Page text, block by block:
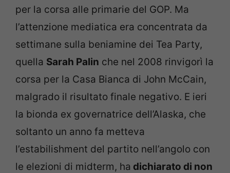
per la corsa alle primarie del GOP. Ma
l’attenzione mediatica era concentrata da
settimane sulla beniamine dei Tea Party,
quella Sarah Palin che nel 2008 rinvigorì la
corsa per la Casa Bianca di John McCain,
malgrado il risultato finale negativo. E ieri
la bionda ex governatrice dell’Alaska, che
soltanto un anno fa metteva
l’estabilishment del partito nell’angolo con
le elezioni di midterm, ha dichiarato di non